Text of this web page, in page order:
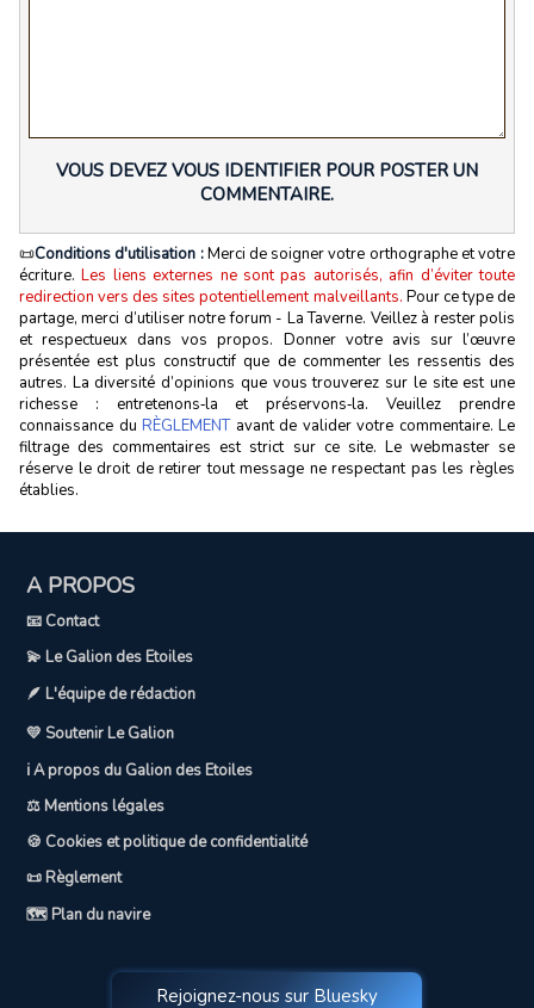
VOUS DEVEZ VOUS IDENTIFIER POUR POSTER UN
COMMENTAIRE.
📜Conditions d'utilisation :Merci de soigner votre orthographe et votre
écriture.Les liens externes ne sont pas autorisés, afin d’éviter toute
redirection vers des sites potentiellement malveillants. Pour ce type de
partage, merci d’utiliser notre forum - La Taverne. Veillez à rester polis
et respectueux dans vos propos. Donner votre avis sur l’œuvre
présentée est plus constructif que de commenter les ressentis des
autres. La diversité d’opinions que vous trouverez sur le site est une
richesse : entretenons‑la et préservons‑la. Veuillez prendre
connaissance du RÈGLEMENTavant de valider votre commentaire. Le
filtrage des commentaires est strict sur ce site. Le webmaster se
réserve le droit de retirer tout message ne respectant pas les règles
établies.
A PROPOS
📧 Contact
💫 Le Galion des Etoiles
🪶 L'équipe de rédaction
💛 Soutenir Le Galion
ℹ️ A propos du Galion des Etoiles
⚖️ Mentions légales
🍪 Cookies et politique de confidentialité
📜 Règlement
🗺️ Plan du navire
Rejoignez-nous sur Bluesky